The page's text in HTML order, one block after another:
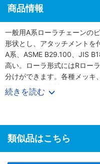
商品情報
一般用A系ローラチェーンの
形状とし、アタッチメントを
A系、ASME B29.100、JIS
高い。ローラ形式にはRロー
分けができます。各種メッキ
とも優れた耐食性を有します
可能です。六価クロムなど有
続きを読む
類似品はこちら